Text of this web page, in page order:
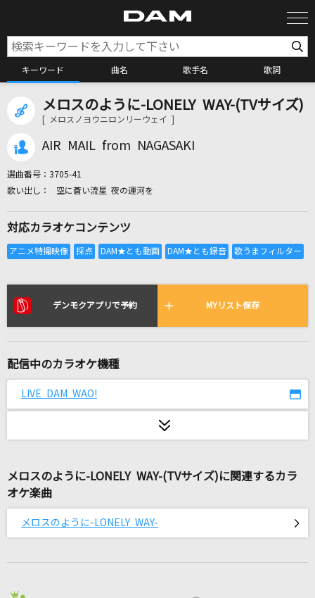
キーワード 曲名 歌手名 歌詞
カラオケ検索
全国りれき
フラワーカンパニーズ
和楽器バンド
SPEC!
sanetii
鳥籠の少年
好きすぎて滅！
メロスのように-LONELY WAY-(TVサイズ)
[ メロスノヨウニロンリーウェイ ]
AIR MAIL from NAGASAKI
選曲番号： 3705-41
空に蒼い流星 夜の運河を
対応カラオケコンテンツ
デンモクアプリで予約 MYリスト保存
配信中のカラオケ機種
LIVE DAM WAO!
メロスのように-LONELY WAY-(TVサイズ)に関連するカラ
オケ楽曲
メロスのように-LONELY WAY-